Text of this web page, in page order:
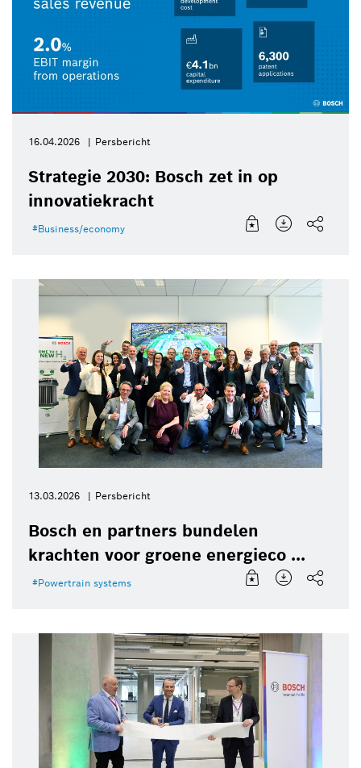
16.04.2026 Persbericht
Strategie 2030: Bosch zet in op
innovatiekracht
Business/economy
13.03.2026 Persbericht
Bosch en partners bundelen
krachten voor groene energieco ...
Powertrain systems